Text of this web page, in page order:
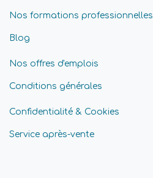
Nos formations professionnelles
Blog
Nos offres d'emplois
Conditions générales
Confidentialité & Cookies
Service après-vente